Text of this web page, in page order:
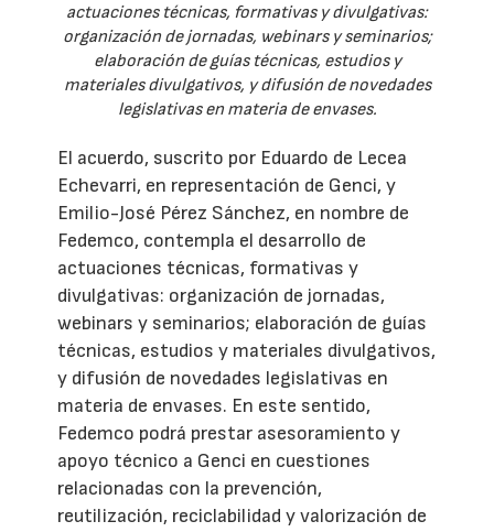
actuaciones técnicas, formativas y divulgativas:
organización de jornadas, webinars y seminarios;
elaboración de guías técnicas, estudios y
materiales divulgativos, y difusión de novedades
legislativas en materia de envases.
El acuerdo, suscrito por Eduardo de Lecea
Echevarri, en representación de Genci, y
Emilio-José Pérez Sánchez, en nombre de
Fedemco, contempla el desarrollo de
actuaciones técnicas, formativas y
divulgativas: organización de jornadas,
webinars y seminarios; elaboración de guías
técnicas, estudios y materiales divulgativos,
y difusión de novedades legislativas en
materia de envases. En este sentido,
Fedemco podrá prestar asesoramiento y
apoyo técnico a Genci en cuestiones
relacionadas con la prevención,
reutilización, reciclabilidad y valorización de